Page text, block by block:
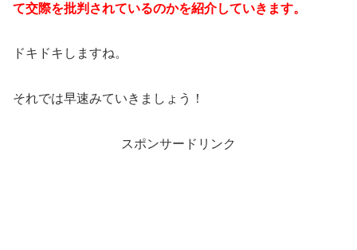
て交際を批判されているのかを紹介していきます。
ドキドキしますね。
それでは早速みていきましょう！
スポンサードリンク